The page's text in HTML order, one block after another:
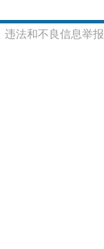
违法和不良信息举报